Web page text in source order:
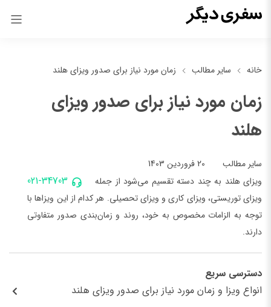
خانه سایر مطالب زمان مورد نیاز برای صدور ویزای هلند
زمان مورد نیاز برای صدور ویزای
هلند
سایر مطالب 20 فروردین 1403
021-34703
ویزای هلند به چند دسته تقسیم می‌شود از جمله
ویزای توریستی، ویزای کاری و ویزای تحصیلی. هر کدام از این ویزاها با
توجه به الزامات مخصوص به خود، روند و زمان‌بندی صدور متفاوتی
دارند.
دسترسی سریع
انواع ویزا و زمان مورد نیاز برای صدور ویزای هلند